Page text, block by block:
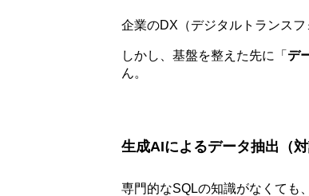
企業のDX（デジタルトランス
しかし、基盤を整えた先に「 デ
ん。
生成AIによるデータ抽出（
専門的なSQLの知識がなくても